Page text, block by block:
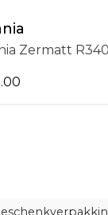
Zermatt